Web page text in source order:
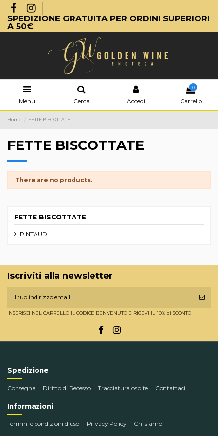
SPEDIZIONE GRATUITA PER ORDINI SUPERIORI
A 50€
Menu Cerca Accedi
0
Carrello
Home FETTE BISCOTTATE
FETTE BISCOTTATE
There are no products.
FETTE BISCOTTATE
PINTAUDI
Iscriviti alla newsletter
INSERISCI NEL CARRELLO IL CODICE BENVENUTO E RICEVI IL 10% di SCONTO
Spedizione
Consegna Diritto di Recesso Tracciatura ospite Contattaci
Informazioni
Termini e condizioni d'uso Privacy Policy Chi siamo